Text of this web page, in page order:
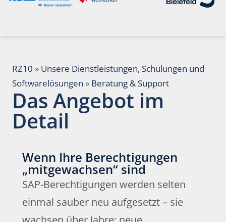
RZ10 » Unsere Dienstleistungen, Schulungen und
Softwarelösungen » Beratung & Support
Das Angebot im
Detail
Wenn Ihre Berechtigungen
„mitgewachsen“ sind
SAP-Berechtigungen werden selten
einmal sauber neu aufgesetzt – sie